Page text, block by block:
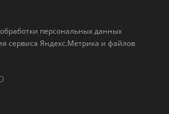
персональных данных
сервиса Яндекс.Метрика и файлов